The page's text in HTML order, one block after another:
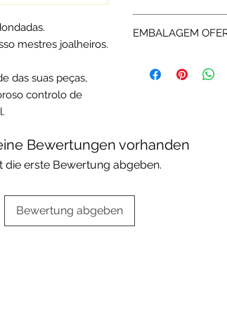
mestres joalheiros.
das suas peças,
controlo de
Ouro são
respetiva
EMBALAGEM
Deluxe ou da marca.
Bewertungen vorhanden
die erste Bewertung abgeben.
Bewertung abgeben